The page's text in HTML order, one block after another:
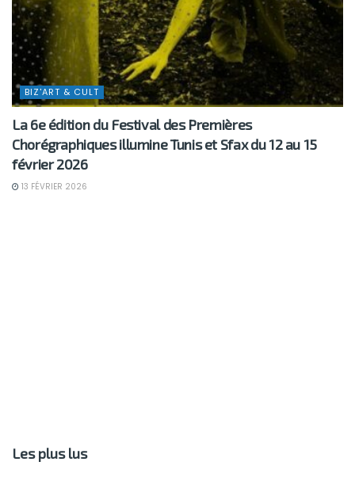
BIZ'ART & CULT
La 6e édition du Festival des Premières
Chorégraphiques illumine Tunis et Sfax du 12 au 15
février 2026
13 FÉVRIER 2026
Les plus lus